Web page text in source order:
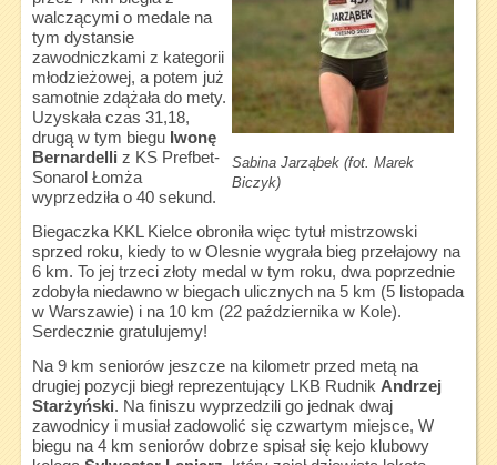
Sabina Jarząbek (fot. Marek
Biczyk)
walczącymi o medale na
tym dystansie
zawodniczkami z kategorii
młodzieżowej, a potem już
samotnie zdążała do mety.
Uzyskała czas 31,18,
drugą w tym biegu Iwonę
Bernardelli z KS Prefbet-
Sonarol Łomża
wyprzedziła o 40 sekund.
Biegaczka KKL Kielce obroniła więc tytuł mistrzowski
sprzed roku, kiedy to w Olesnie wygrała bieg przełajowy na
6 km. To jej trzeci złoty medal w tym roku, dwa poprzednie
zdobyła niedawno w biegach ulicznych na 5 km (5 listopada
w Warszawie) i na 10 km (22 października w Kole).
Serdecznie gratulujemy!
Na 9 km seniorów jeszcze na kilometr przed metą na
drugiej pozycji biegł reprezentujący LKB Rudnik Andrzej
Starżyński. Na finiszu wyprzedzili go jednak dwaj
zawodnicy i musiał zadowolić się czwartym miejsce, W
biegu na 4 km seniorów dobrze spisał się kejo klubowy